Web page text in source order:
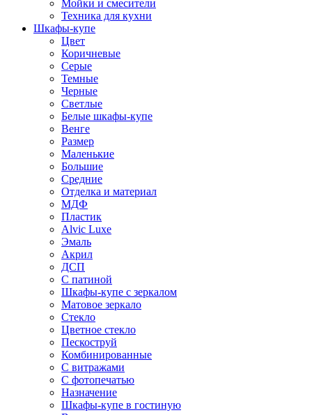
Мойки и смесители
Техника для кухни
Шкафы-купе
Цвет
Коричневые
Серые
Темные
Черные
Светлые
Белые шкафы-купе
Венге
Размер
Маленькие
Большие
Средние
Отделка и материал
МДФ
Пластик
Alvic Luxe
Эмаль
Акрил
ДСП
С патиной
Шкафы-купе с зеркалом
Матовое зеркало
Стекло
Цветное стекло
Пескоструй
Комбинированные
С витражами
С фотопечатью
Назначение
Шкафы-купе в гостиную